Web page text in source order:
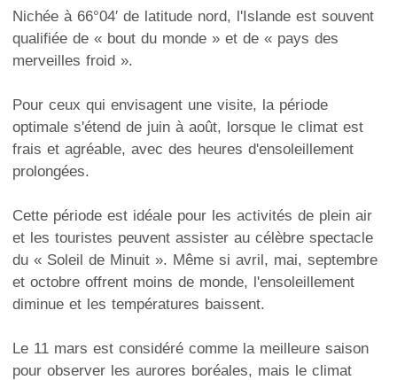
Nichée à 66°04′ de latitude nord, l'Islande est souvent
qualifiée de « bout du monde » et de « pays des
merveilles froid ».
Pour ceux qui envisagent une visite, la période
optimale s'étend de juin à août, lorsque le climat est
frais et agréable, avec des heures d'ensoleillement
prolongées.
Cette période est idéale pour les activités de plein air
et les touristes peuvent assister au célèbre spectacle
du « Soleil de Minuit ». Même si avril, mai, septembre
et octobre offrent moins de monde, l'ensoleillement
diminue et les températures baissent.
Le 11 mars est considéré comme la meilleure saison
pour observer les aurores boréales, mais le climat